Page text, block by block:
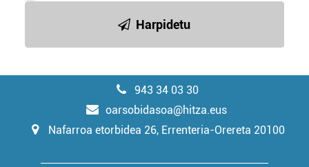
Harpidetu
943 34 03 30
oarsobidasoa@hitza.eus
Nafarroa etorbidea 26, Errenteria-Orereta 20100